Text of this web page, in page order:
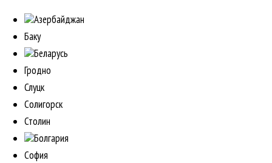
Азербайджан
Баку
Беларусь
Гродно
Слуцк
Солигорск
Столин
Болгария
София